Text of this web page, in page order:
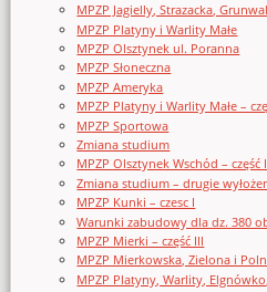
MPZP Jagielly, Strazacka,
MPZP Platyny i Warlity Małe
MPZP Olsztynek ul. Poranna
MPZP Słoneczna
MPZP Ameryka
MPZP Platyny i Warlity Małe –
MPZP Sportowa
Zmiana studium
MPZP Olsztynek Wschód – część
Zmiana studium – drugie
MPZP Kunki – czesc I
Warunki zabudowy dla dz. 380
MPZP Mierki – część III
MPZP Mierkowska, Zielona i
MPZP Platyny, Warlity,